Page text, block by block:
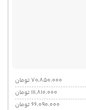
۷۰٬۸۵۰٬۰۰۰ تومان
۱۱۱٬۸۱۰٬۰۰۰ تومان
۶۶٬۰۹۰٬۰۰۰ تومان